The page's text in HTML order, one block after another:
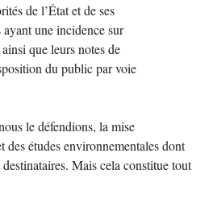
de l’État et de ses
une incidence sur
que leurs notes de
du public par voie
le défendions, la mise
des études environnementales dont
Mais cela constitue tout